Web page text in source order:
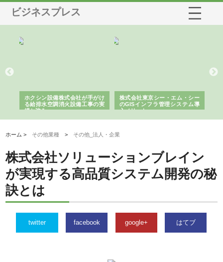
ビジネスプレス
ホクシン設備株式会社が手がけ
る給排水空調消火設備工事の実
績と強み
株式会社東京シー・エム・シー
のGISインフラ管理システム導
入メリット
ホーム > その他業種 > その他_法人・企業
株式会社ソリューションブレイン
が実現する高品質システム開発の秘
訣とは
twitter facebook google+ はてブ